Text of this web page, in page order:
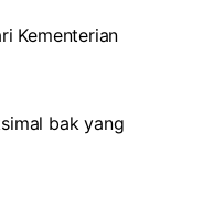
Kementerian
bak yang